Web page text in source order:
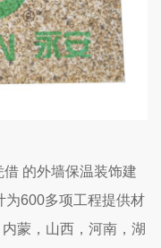
的外墙保温装饰建
为600多项工程提供材
蒙，山西，河南，湖